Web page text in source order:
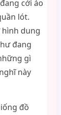
cởi áo
lót.
hình dung
đang
gì
này
đồ